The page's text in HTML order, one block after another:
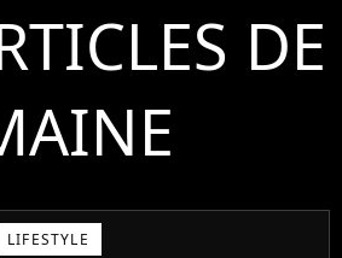
DE
LIFESTYLE